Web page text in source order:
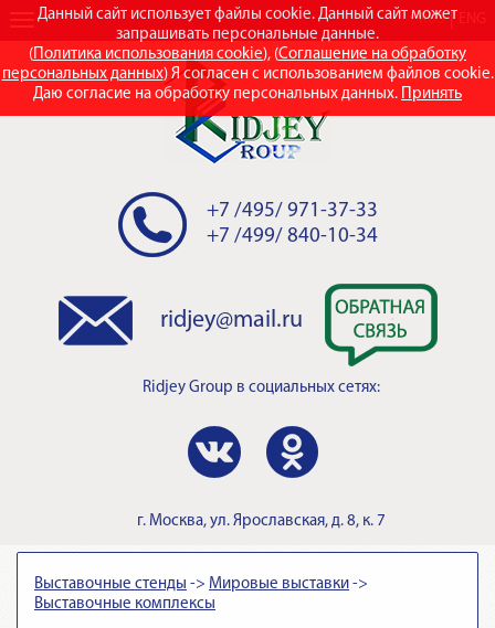
Данный сайт использует файлы cookie. Данный сайт может
запрашивать персональные данные.
(Политика использования cookie), (Соглашение на обработку
персональных данных) Я согласен с использованием файлов cookie.
Даю согласие на обработку персональных данных. Принять
RUS
+7 /495/ 971-37-33
+7 /499/ 840-10-34
ridjey@mail.ru
Ridjey Group в социальных сетях:
г. Москва, ул. Ярославская, д. 8, к. 7
Выставочные стенды -> Мировые выставки ->
Выставочные комплексы